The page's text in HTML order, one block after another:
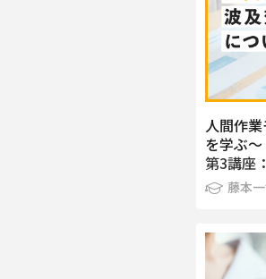
人間作
を学ぶ～
第3講座
藤本